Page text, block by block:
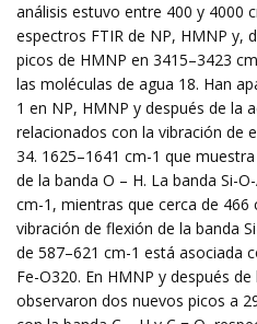
análisis estuvo entre 400 y 4000
espectros FTIR de NP, HMNP y,
picos de HMNP en 3415–3423
las moléculas de agua 18. Han
1 en NP, HMNP y después de la
relacionados con la vibración de
34. 1625–1641 cm-1 que
de la banda O – H. La banda Si-
cm-1, mientras que cerca de 466
vibración de flexión de la banda
de 587–621 cm-1 está asociada
Fe-O320. En HMNP y después
observaron dos nuevos picos a